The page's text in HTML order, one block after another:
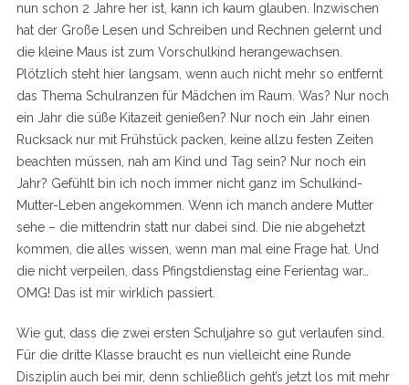
nun schon 2 Jahre her ist, kann ich kaum glauben. Inzwischen
hat der Große Lesen und Schreiben und Rechnen gelernt und
die kleine Maus ist zum Vorschulkind herangewachsen.
Plötzlich steht hier langsam, wenn auch nicht mehr so entfernt
das Thema Schulranzen für Mädchen im Raum. Was? Nur noch
ein Jahr die süße Kitazeit genießen? Nur noch ein Jahr einen
Rucksack nur mit Frühstück packen, keine allzu festen Zeiten
beachten müssen, nah am Kind und Tag sein? Nur noch ein
Jahr? Gefühlt bin ich noch immer nicht ganz im Schulkind-
Mutter-Leben angekommen. Wenn ich manch andere Mutter
sehe – die mittendrin statt nur dabei sind. Die nie abgehetzt
kommen, die alles wissen, wenn man mal eine Frage hat. Und
die nicht verpeilen, dass Pfingstdienstag eine Ferientag war…
OMG! Das ist mir wirklich passiert.
Wie gut, dass die zwei ersten Schuljahre so gut verlaufen sind.
Für die dritte Klasse braucht es nun vielleicht eine Runde
Disziplin auch bei mir, denn schließlich geht’s jetzt los mit mehr